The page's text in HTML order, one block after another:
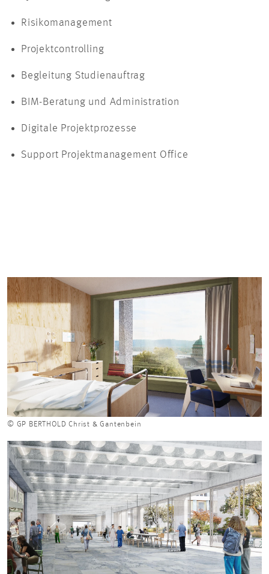
Risikomanagement
Projektcontrolling
Begleitung Studienauftrag
BIM-Beratung und Administration
Digitale Projektprozesse
Support Projektmanagement Office
© GP BERTHOLD Christ & Gantenbein